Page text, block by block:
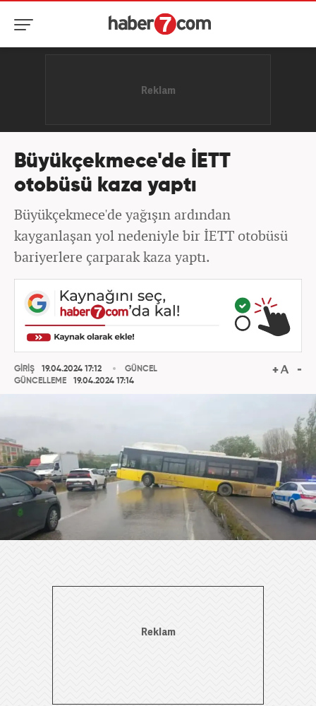
Büyükçekmece'de İETT
otobüsü kaza yaptı
Büyükçekmece'de yağışın ardından
kayganlaşan yol nedeniyle bir İETT otobüsü
bariyerlere çarparak kaza yaptı.
GİRİŞ
19.04.2024 17:12
GÜNCELLEME
19.04.2024 17:14
GÜNCEL